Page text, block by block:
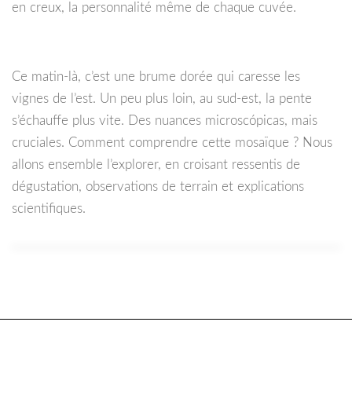
en creux, la personnalité même de chaque cuvée.
Ce matin-là, c’est une brume dorée qui caresse les
vignes de l’est. Un peu plus loin, au sud-est, la pente
s’échauffe plus vite. Des nuances microscópicas, mais
cruciales. Comment comprendre cette mosaïque ? Nous
allons ensemble l’explorer, en croisant ressentis de
dégustation, observations de terrain et explications
scientifiques.